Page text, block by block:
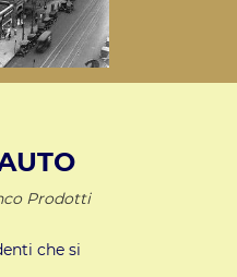
Prodotti
che si